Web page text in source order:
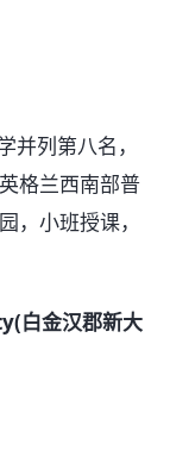
列第八名，
格兰西南部普
，小班授课，
白金汉郡新大